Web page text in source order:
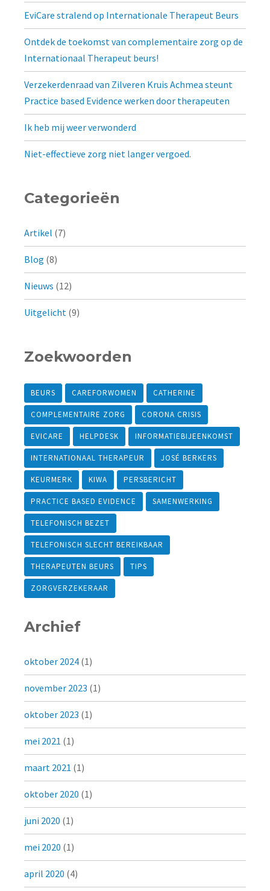
EviCare stralend op Internationale Therapeut Beurs
Ontdek de toekomst van complementaire zorg op de
Internationaal Therapeut beurs!
Verzekerdenraad van Zilveren Kruis Achmea steunt
Practice based Evidence werken door therapeuten
Ik heb mij weer verwonderd
Niet-effectieve zorg niet langer vergoed.
Categorieën
Artikel (7)
Blog (8)
Nieuws (12)
Uitgelicht (9)
Zoekwoorden
BEURS CAREFORWOMEN CATHERINE
COMPLEMENTAIRE ZORG CORONA CRISIS
EVICARE HELPDESK INFORMATIEBIJEENKOMST
INTERNATIONAAL THERAPEUR JOSÉ BERKERS
KEURMERK KIWA PERSBERICHT
PRACTICE BASED EVIDENCE SAMENWERKING
TELEFONISCH BEZET
TELEFONISCH SLECHT BEREIKBAAR
THERAPEUTEN BEURS TIPS
ZORGVERZEKERAAR
Archief
oktober 2024 (1)
november 2023 (1)
oktober 2023 (1)
mei 2021 (1)
maart 2021 (1)
oktober 2020 (1)
juni 2020 (1)
mei 2020 (1)
april 2020 (4)